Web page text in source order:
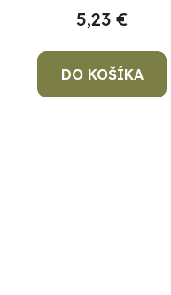
5,23 €
DO KOŠÍKA